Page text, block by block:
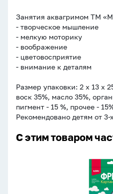
Занятия аквагримом ТМ
- творческое мышление
- мелкую моторику
- воображение
- цветовосприятие
- внимание к деталям
Размер упаковки: 2 x 13 x
воск 35%, масло 35%,
пигмент - 15 %, прочее -
Рекомендовано детям от 3-
С этим товаром